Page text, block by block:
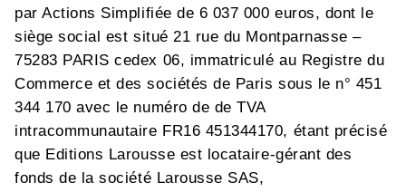
par Actions Simplifiée de 6 037 000 euros, dont le
siège social est situé 21 rue du Montparnasse –
75283 PARIS cedex 06, immatriculé au Registre du
Commerce et des sociétés de Paris sous le n° 451
344 170 avec le numéro de de TVA
intracommunautaire FR16 451344170, étant précisé
que Editions Larousse est locataire-gérant des
fonds de la société Larousse SAS,